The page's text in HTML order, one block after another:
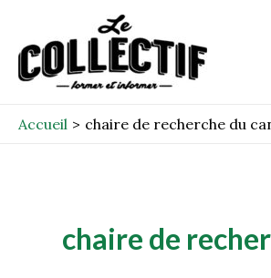
contenu
Accueil chaire de recherche du
chaire de